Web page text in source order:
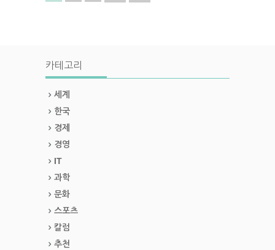
카테고리
세계
한국
경제
경영
IT
과학
문화
스포츠
칼럼
추천